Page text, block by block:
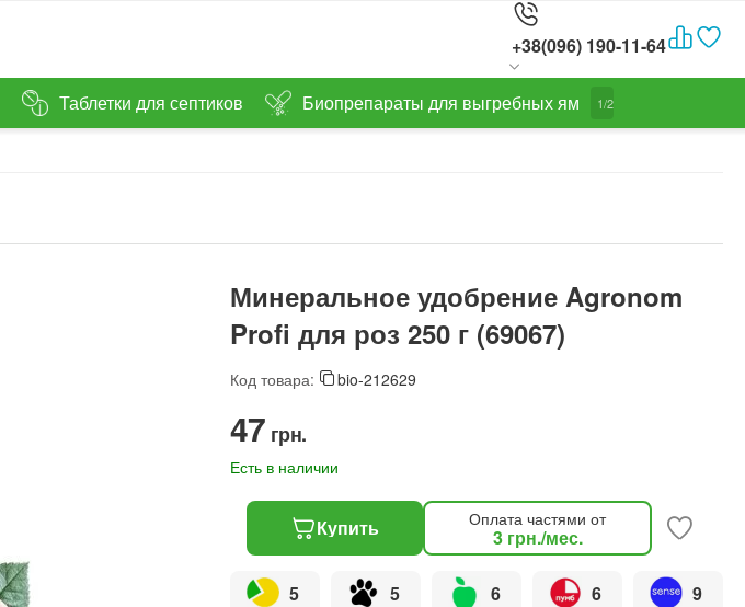
+38(096) 190-11-64
Таблетки для септиков Биопрепараты для выгребных ям 1/2
Минеральное удобрение Agronom
Profi для роз 250 г (69067)
Код товара: bio-212629
‍47‍ грн.
Есть в наличии
Купить Оплата частями от
3 грн./мес.
5 5 6 6 9